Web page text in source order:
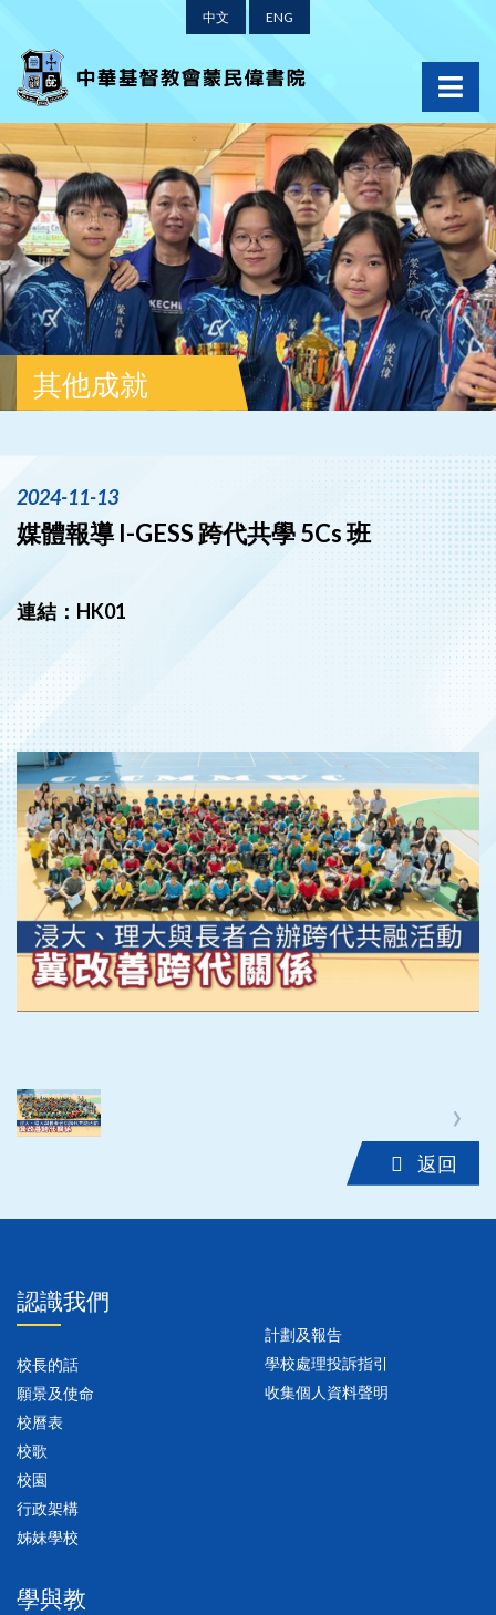
中文 ENG
其他成就
2024-11-13
媒體報導 I-GESS 跨代共學 5Cs 班
連結： HK01
‹ ›
‹ ›
返回
認識我們
校長的話
願景及使命
校曆表
校歌
校園
行政架構
姊妹學校
計劃及報告
學校處理投訴指引
收集個人資料聲明
學與教